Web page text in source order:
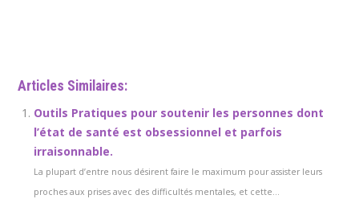
Articles Similaires:
Outils Pratiques pour soutenir les personnes dont
l’état de santé est obsessionnel et parfois
irraisonnable.
La plupart d’entre nous désirent faire le maximum pour assister leurs
proches aux prises avec des difficultés mentales, et cette...